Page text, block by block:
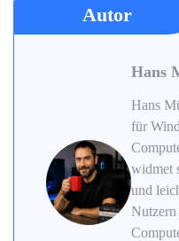
Autor
Hans
Hans
für
widmet
und
Nutzern